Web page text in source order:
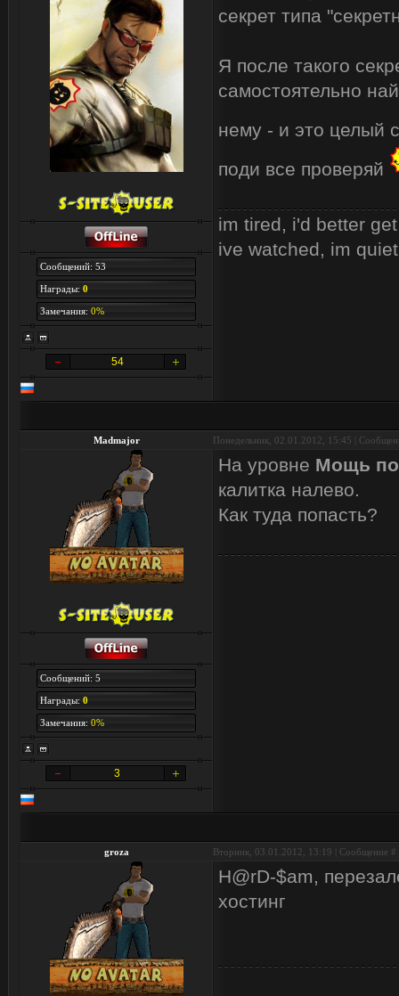
Сообщений: 53
Награды: 0
Замечания: 0%
54
секрет типа
Я после такого
самостоятельно
нему - и это целый
поди все проверяй
im tired, i'd better
ive watched, im
Madmajor Понедельник, 02.01.2012, 15:45 |
Сообщений: 5
Награды: 0
Замечания: 0%
3
На уровне Мощь
калитка налево.
Как туда попасть?
groza Вторник, 03.01.2012, 13:19 | Сообщение #
H@rD-$am,
хостинг